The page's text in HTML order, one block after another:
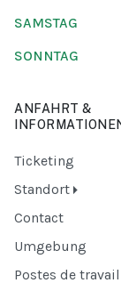
SAMSTAG
SONNTAG
ANFAHRT &
Ticketing
Standort
Contact
Umgebung
Postes de travail